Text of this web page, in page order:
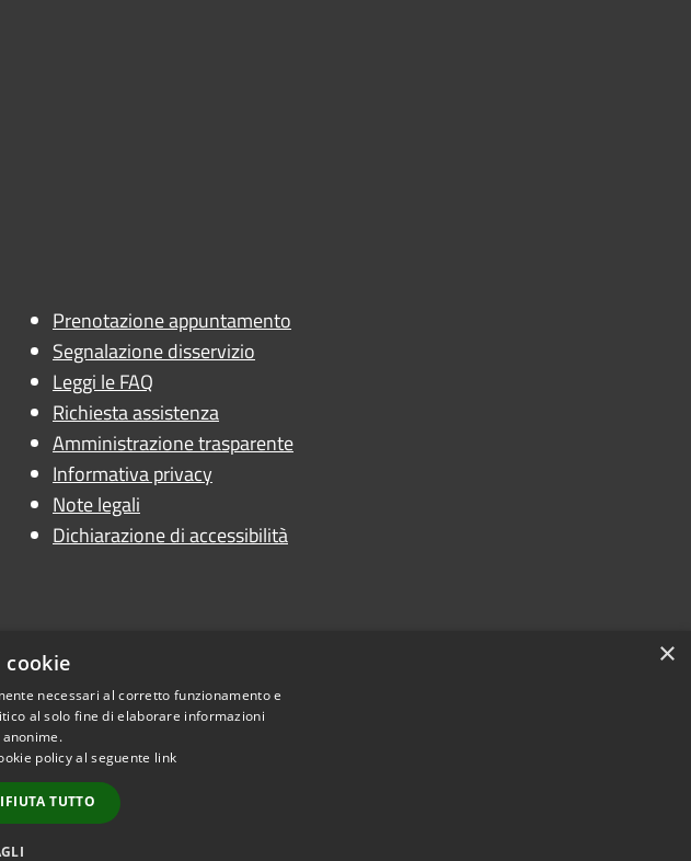
Prenotazione appuntamento
Segnalazione disservizio
Leggi le FAQ
Richiesta assistenza
Amministrazione trasparente
Informativa privacy
Note legali
Dichiarazione di accessibilità
© 2026 • Comune di Monsano • Powered by
×
necessari al corretto funzionamento e
al solo fine di elaborare informazioni
policy al seguente link
TUTTO